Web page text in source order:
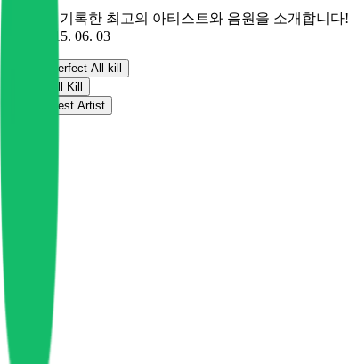
iChart가 기록한 최고의 아티스트와 음원을 소개합니다!
since 2015. 06. 03
Perfect All kill
All Kill
Best Artist